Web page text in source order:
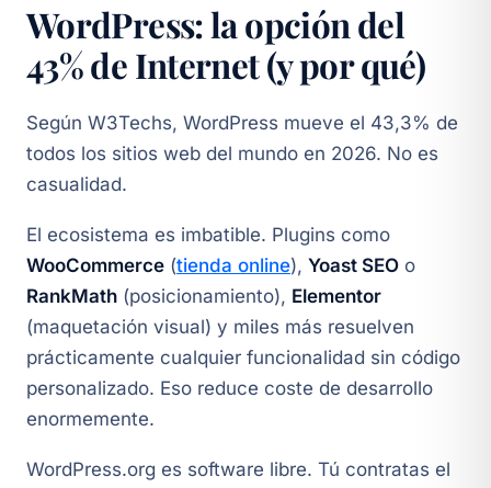
WordPress: la opción del
43% de Internet (y por qué)
Según W3Techs, WordPress mueve el 43,3% de
todos los sitios web del mundo en 2026. No es
casualidad.
El ecosistema es imbatible. Plugins como
WooCommerce (tienda online), Yoast SEO o
RankMath (posicionamiento), Elementor
(maquetación visual) y miles más resuelven
prácticamente cualquier funcionalidad sin código
personalizado. Eso reduce coste de desarrollo
enormemente.
WordPress.org es software libre. Tú contratas el